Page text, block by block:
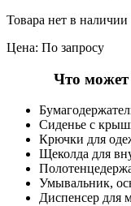
Товара нет в наличии
Цена: По запросу
Что может
Сиденье с
Крючки для
Щеколда для
Умывальник,
Диспенсер для